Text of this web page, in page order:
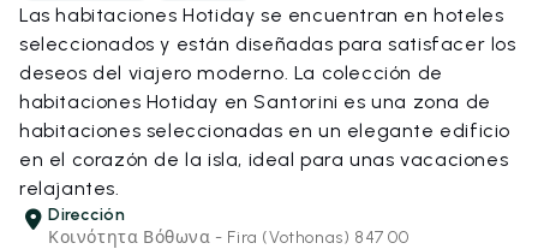
Las habitaciones Hotiday se encuentran en hoteles
seleccionados y están diseñadas para satisfacer los
deseos del viajero moderno. La colección de
habitaciones Hotiday en Santorini es una zona de
habitaciones seleccionadas en un elegante edificio
en el corazón de la isla, ideal para unas vacaciones
relajantes.
Dirección
Κοινότητα Βόθωνα - Fira (Vothonas) 847 00